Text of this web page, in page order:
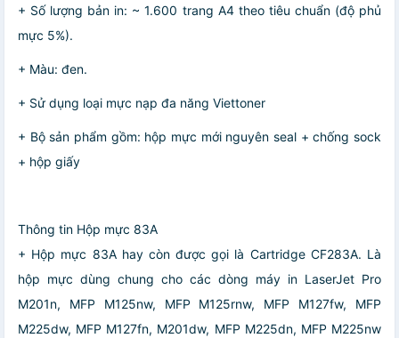
+ Số lượng bản in: ~ 1.600 trang A4 theo tiêu chuẩn (độ phủ
mực 5%).
+ Màu: đen.
+ Sử dụng loại mực nạp đa năng Viettoner
+ Bộ sản phẩm gồm: hộp mực mới nguyên seal + chống sock
+ hộp giấy
Thông tin Hộp mực 83A
+ Hộp mực 83A hay còn được gọi là Cartridge CF283A. Là
hộp mực dùng chung cho các dòng máy in LaserJet Pro
M201n, MFP M125nw, MFP M125rnw, MFP M127fw, MFP
M225dw, MFP M127fn, M201dw, MFP M225dn, MFP M225nw